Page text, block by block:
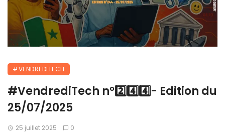
#VENDREDITECH
#VendrediTech n°2️⃣4️⃣4️⃣- Edition du
25/07/2025
25 juillet 2025 0